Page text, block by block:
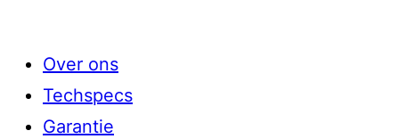
Over ons
Techspecs
Garantie